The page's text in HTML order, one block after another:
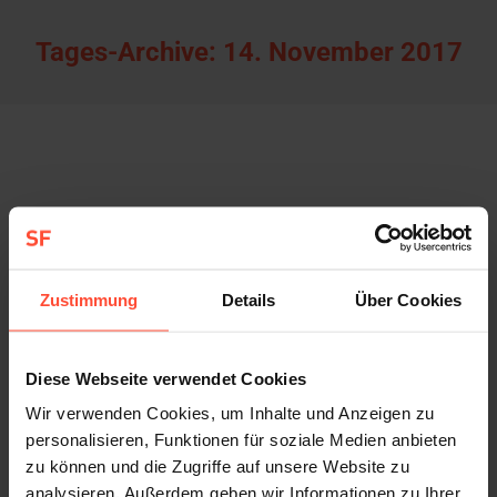
Zustimmung Details Über Cookies
Diese Webseite verwendet Cookies
Wir verwenden Cookies, um Inhalte und Anzeigen zu
personalisieren, Funktionen für soziale Medien anbieten
zu können und die Zugriffe auf unsere Website zu
analysieren. Außerdem geben wir Informationen zu Ihrer
Tages-Archive: 14. November 2017
Hermes-Barometer: Erfolgreiches Content-
die nächste Runde: Zum siebten Mal realisierte
STURMFEST im Auftrag der Hermes Germany die
Umfrage unter 200 Logistikdienstleistern. Wir
freuen uns, mit dem Thema „IT- und